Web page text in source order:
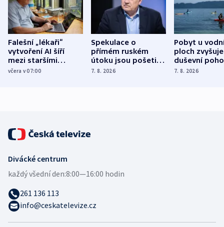
Falešní „lékaři“
vytvoření AI šíří
mezi staršími
Poláky nebezpečné
včera v 07:00
Spekulace o
přímém ruském
útoku jsou pošetilé,
míní estonský
7. 8. 2026
Pobyt u
ploch zvyšuje
duševní
ukázala
7. 8. 2026
Divácké centrum
každý všední den:8:00—16:00 hodin
261 136 113
info@ceskatelevize.cz